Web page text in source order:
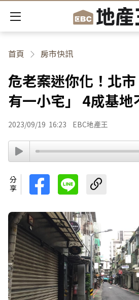
首頁 房市快訊
危老案迷你化！北
有一小宅」 4成基地
2023/09/19 16:23 EBC地產王
分享